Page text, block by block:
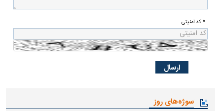
* کد امنیتی
سوژه‌های روز